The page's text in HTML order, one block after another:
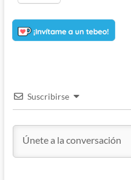
Suscribirse